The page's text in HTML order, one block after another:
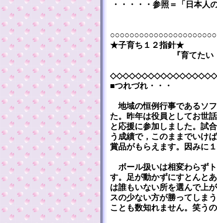
・・・・・参照＝「日本人
★子育ち１２指針★
『育てた
■つれづれ・・・
地域の恒例行事であるソ
た。昨年は役員としてお世
と応援に参加しました。試
う成績で，このままでいけ
賞品がもらえます。因みに
ボール扱いは相変わらず
す。足が動かずにすとんと
は誰もいない所を選んで上
スの少ない方が勝ってしま
ことも数知れません。笑う